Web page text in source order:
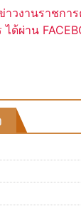
าวงานราชกา
ได้ผ่าน